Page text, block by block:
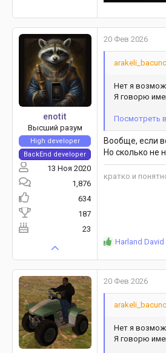
enotit
Высший разум
High developer
BackEnd developer
13 Ноя 2020
1,876
634
187
23
20 Фев 2026
Нет я
Я говорю
Посмотреть
Вообще, если
Но сколько не
кратко и
Р
а
ц
и
и
Harland
20 Фев 2026
Нет я
Я говорю